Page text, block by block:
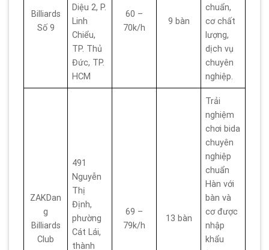
Billiards
Số 9
Diệu 2, P.
Linh
Chiểu,
TP. Thủ
Đức, TP.
HCM
60 –
70k/h
9 bàn
chuẩn,
cơ chất
lượng,
dịch vụ
chuyên
nghiệp.
ZAKDan
g
Billiards
Club
491
Nguyễn
Thị
Định,
phường
Cát Lái,
thành
69 –
79k/h
13 bàn
Trải
nghiệm
chơi bida
chuyên
nghiệp
chuẩn
Hàn với
bàn và
cơ được
nhập
khẩu